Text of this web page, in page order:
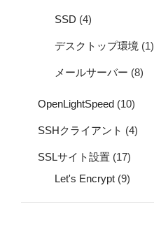
SSD (4)
デスクトップ環境 (1)
メールサーバー (8)
OpenLightSpeed (10)
SSHクライアント (4)
SSLサイト設置 (17)
Let's Encrypt (9)